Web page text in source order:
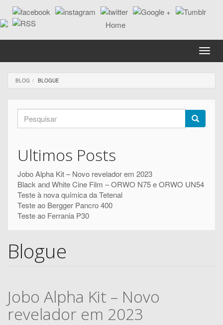
Passar
para
o
Toggle
BLOG BLOGUE
Formulário
de
pesquisa
Ultimos Posts
Jobo Alpha Kit – Novo revelador em 2023
Black and White Cine Film – ORWO N75 e ORWO UN54
Teste à nova química da Tetenal
Teste ao Bergger Pancro 400
Teste ao Ferrania P30
Blogue
Jobo Alpha Kit – Novo
revelador em 2023